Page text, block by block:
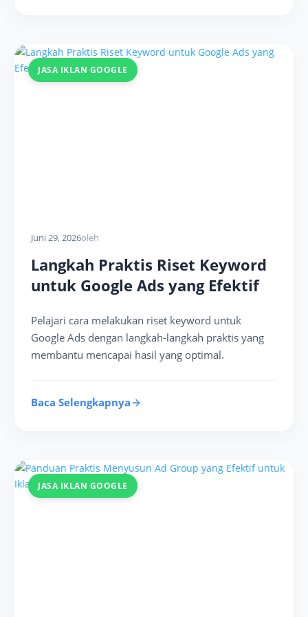
JASA IKLAN GOOGLE
Juni 29, 2026oleh
Langkah Praktis Riset Keyword
untuk Google Ads yang Efektif
Pelajari cara melakukan riset keyword untuk
Google Ads dengan langkah-langkah praktis yang
membantu mencapai hasil yang optimal.
Baca Selengkapnya
JASA IKLAN GOOGLE